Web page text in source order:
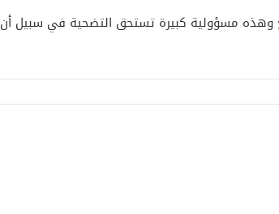
وهذه مسؤولية كبيرة تستحق التضحية في سبيل أن